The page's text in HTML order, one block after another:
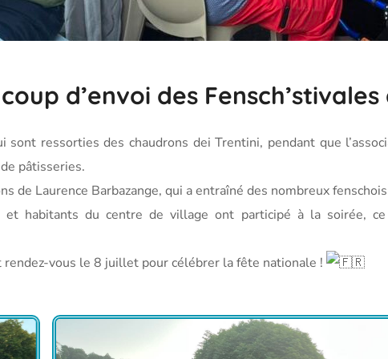
d’envoi des
ressorties des chaudrons dei Trentini, pendant que
pâtisseries.
de Laurence Barbazange, qui a entraîné des nombreux
et habitants du centre de village ont participé à la soirée,
vous le 8 juillet pour célébrer la fête nationale !